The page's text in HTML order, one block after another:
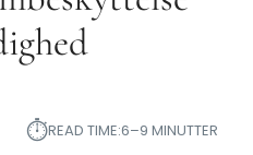
⏱︎READ TIME:6–9 MINUTTER